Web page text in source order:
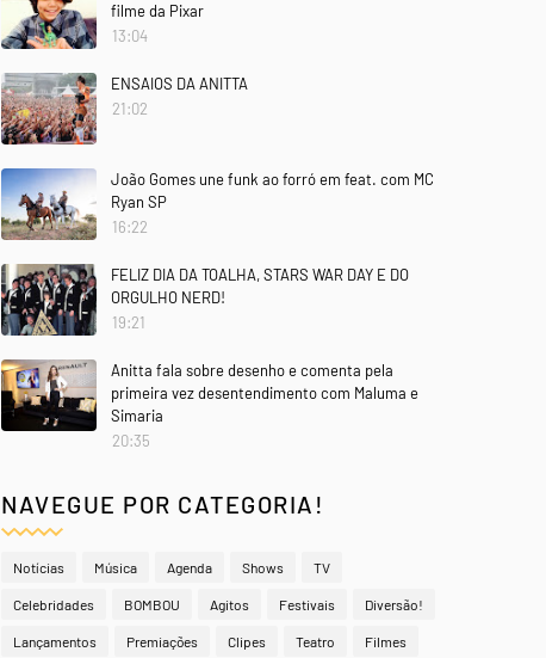
filme da Pixar
13:04
ENSAIOS DA ANITTA
21:02
João Gomes une funk ao forró em feat. com MC
Ryan SP
16:22
FELIZ DIA DA TOALHA, STARS WAR DAY E DO
ORGULHO NERD!
19:21
Anitta fala sobre desenho e comenta pela
primeira vez desentendimento com Maluma e
Simaria
20:35
NAVEGUE POR CATEGORIA!
Notícias Música Agenda Shows TV
Celebridades BOMBOU Agitos Festivais Diversão!
Lançamentos Premiações Clipes Teatro Filmes